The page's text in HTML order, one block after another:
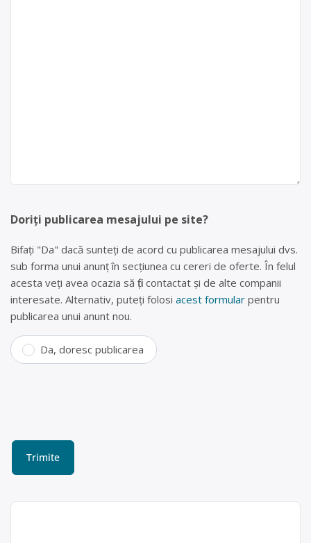
Doriți publicarea mesajului pe site?
Bifați "Da" dacă sunteți de acord cu publicarea mesajului dvs.
sub forma unui anunț în secțiunea cu cereri de oferte. În felul
acesta veți avea ocazia să fiți contactat și de alte companii
interesate. Alternativ, puteți folosi acest formular pentru
publicarea unui anunt nou.
Da, doresc publicarea